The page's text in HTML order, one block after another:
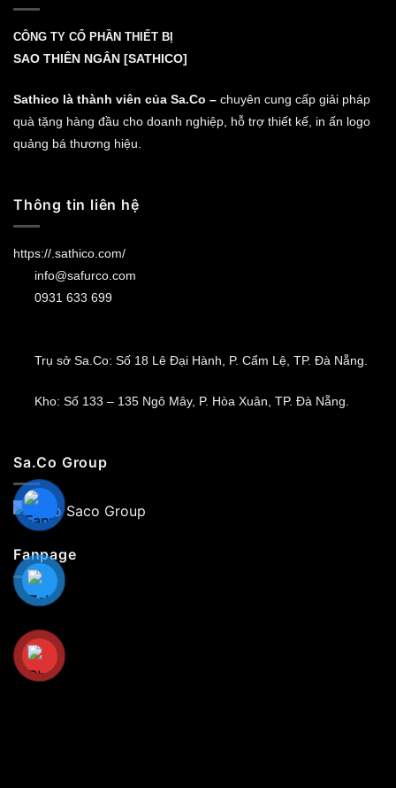
CÔNG TY CỔ PHẦN THIẾT BỊ
SAO THIÊN NGÂN [SATHICO]
Sathico là thành viên của Sa.Co – chuyên cung cấp giải pháp
quà tặng hàng đầu cho doanh nghiệp, hỗ trợ thiết kế, in ấn logo
quảng bá thương hiệu.
Thông tin liên hệ
https://.sathico.com/
info@safurco.com
0931 633 699
Trụ sở Sa.Co: Số 18 Lê Đại Hành, P. Cẩm Lệ, TP. Đà Nẵng.
Kho: Số 133 – 135 Ngô Mây, P. Hòa Xuân, TP. Đà Nẵng.
Sa.Co Group
Fanpage